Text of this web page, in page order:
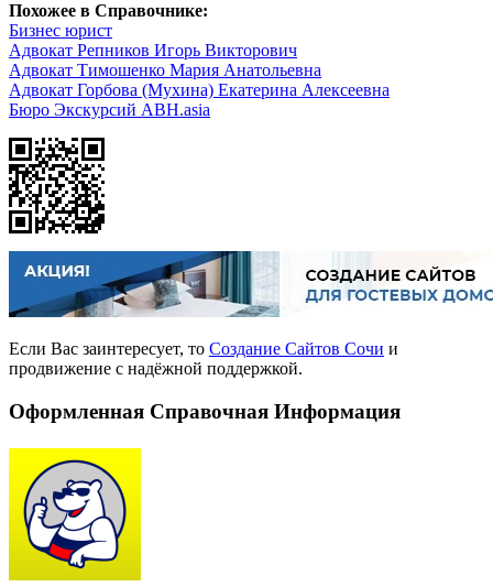
Похожее в Справочнике:
Бизнес юрист
Адвокат Репников Игорь Викторович
Адвокат Тимошенко Мария Анатольевна
Адвокат Горбова (Мухина) Екатерина Алексеевна
Бюро Экскурсий ABH.asia
Если Вас заинтересует, то Создание Сайтов Сочи и
продвижение с надёжной поддержкой.
Оформленная Справочная Информация